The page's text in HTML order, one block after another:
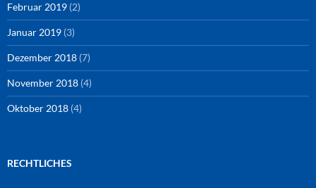
Februar 2019 (2)
Januar 2019 (3)
Dezember 2018 (7)
November 2018 (4)
Oktober 2018 (4)
RECHTLICHES